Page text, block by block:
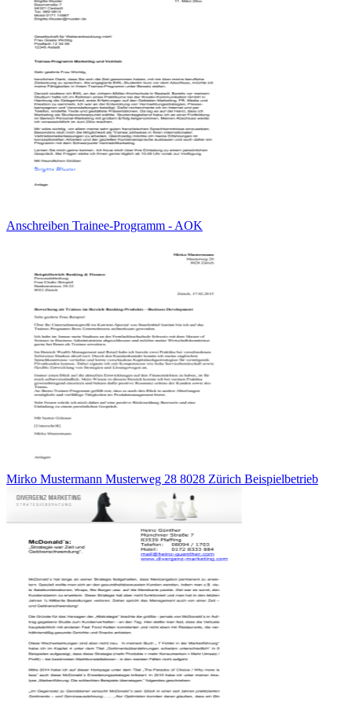
Anschreiben Trainee-Programm - AOK
Mirko Mustermann Musterweg 28 8028 Zürich Beispielbetrieb